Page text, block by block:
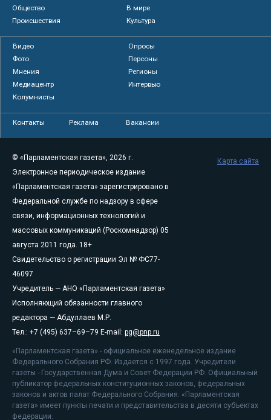
Общество
В мире
Происшествия
Культура
Видео
Опросы
Фото
Персоны
Мнения
Регионы
Медиацентр
Интервью
Колумнисты
Контакты Реклама Вакансии
© «Парламентская газета», 2026 г.
Электронное периодическое издание
«Парламентская газета» зарегистрировано в
Федеральной службе по надзору в сфере
связи, информационных технологий и
массовых коммуникаций (Роскомнадзор) 05
августа 2011 года. 18+
Свидетельство о регистрации Эл № ФС77-
46097
Учредитель — АНО «Парламентская газета»
Исполняющий обязанности главного
редактора — Абдуллаев М.Р.
Тел.: +7 (495) 637–69–79 E-mail: pg@pnp.ru
«Парламентская газета» - официальное еженедельное издание
Федерального Собрания РФ. Издается с 1997 года. Учредители
газеты - Государственная Дума и Совет Федерации РФ. Официальный
публикатор федеральных конституционных законов, федеральных
законов и актов палат Федерального Собрания. «Парламентская
газета» имеет пункты печати и представительства в десяти субъектах
федерации.
Карта сайта